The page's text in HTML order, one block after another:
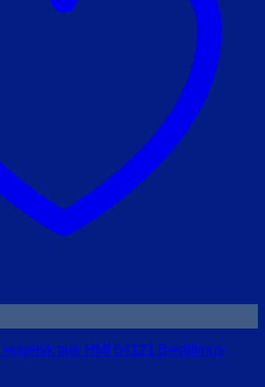
engelsk tale HMI 64121 Bestillings